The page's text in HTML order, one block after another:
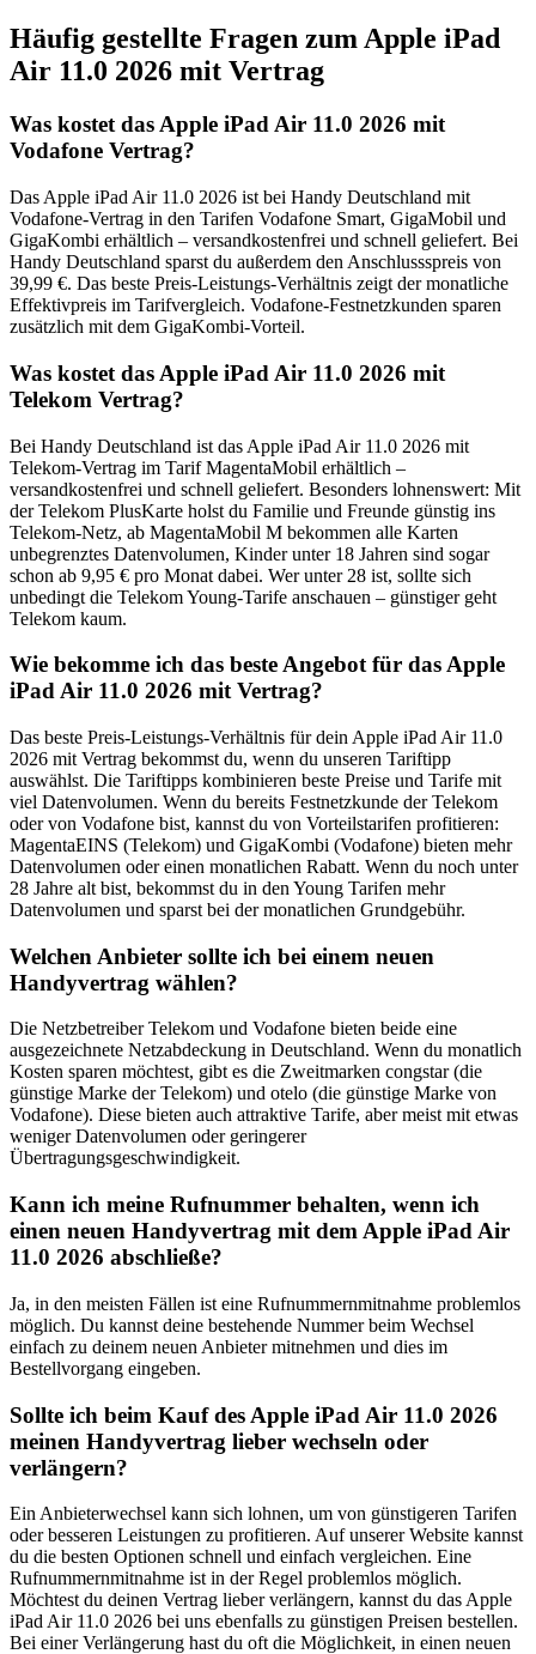
Häufig gestellte Fragen zum Apple iPad
Air 11.0 2026 mit Vertrag
Was kostet das Apple iPad Air 11.0 2026 mit
Vodafone Vertrag?
Das Apple iPad Air 11.0 2026 ist bei Handy Deutschland mit
Vodafone-Vertrag in den Tarifen Vodafone Smart, GigaMobil und
GigaKombi erhältlich – versandkostenfrei und schnell geliefert. Bei
Handy Deutschland sparst du außerdem den Anschlussspreis von
39,99 €. Das beste Preis-Leistungs-Verhältnis zeigt der monatliche
Effektivpreis im Tarifvergleich. Vodafone-Festnetzkunden sparen
zusätzlich mit dem GigaKombi-Vorteil.
Was kostet das Apple iPad Air 11.0 2026 mit
Telekom Vertrag?
Bei Handy Deutschland ist das Apple iPad Air 11.0 2026 mit
Telekom-Vertrag im Tarif MagentaMobil erhältlich –
versandkostenfrei und schnell geliefert. Besonders lohnenswert: Mit
der Telekom PlusKarte holst du Familie und Freunde günstig ins
Telekom-Netz, ab MagentaMobil M bekommen alle Karten
unbegrenztes Datenvolumen, Kinder unter 18 Jahren sind sogar
schon ab 9,95 € pro Monat dabei. Wer unter 28 ist, sollte sich
unbedingt die Telekom Young-Tarife anschauen – günstiger geht
Telekom kaum.
Wie bekomme ich das beste Angebot für das Apple
iPad Air 11.0 2026 mit Vertrag?
Das beste Preis-Leistungs-Verhältnis für dein Apple iPad Air 11.0
2026 mit Vertrag bekommst du, wenn du unseren Tariftipp
auswählst. Die Tariftipps kombinieren beste Preise und Tarife mit
viel Datenvolumen. Wenn du bereits Festnetzkunde der Telekom
oder von Vodafone bist, kannst du von Vorteilstarifen profitieren:
MagentaEINS (Telekom) und GigaKombi (Vodafone) bieten mehr
Datenvolumen oder einen monatlichen Rabatt. Wenn du noch unter
28 Jahre alt bist, bekommst du in den Young Tarifen mehr
Datenvolumen und sparst bei der monatlichen Grundgebühr.
Welchen Anbieter sollte ich bei einem neuen
Handyvertrag wählen?
Die Netzbetreiber Telekom und Vodafone bieten beide eine
ausgezeichnete Netzabdeckung in Deutschland. Wenn du monatlich
Kosten sparen möchtest, gibt es die Zweitmarken congstar (die
günstige Marke der Telekom) und otelo (die günstige Marke von
Vodafone). Diese bieten auch attraktive Tarife, aber meist mit etwas
weniger Datenvolumen oder geringerer
Übertragungsgeschwindigkeit.
Kann ich meine Rufnummer behalten, wenn ich
einen neuen Handyvertrag mit dem Apple iPad Air
11.0 2026 abschließe?
Ja, in den meisten Fällen ist eine Rufnummernmitnahme problemlos
möglich. Du kannst deine bestehende Nummer beim Wechsel
einfach zu deinem neuen Anbieter mitnehmen und dies im
Bestellvorgang eingeben.
Sollte ich beim Kauf des Apple iPad Air 11.0 2026
meinen Handyvertrag lieber wechseln oder
verlängern?
Ein Anbieterwechsel kann sich lohnen, um von günstigeren Tarifen
oder besseren Leistungen zu profitieren. Auf unserer Website kannst
du die besten Optionen schnell und einfach vergleichen. Eine
Rufnummernmitnahme ist in der Regel problemlos möglich.
Möchtest du deinen Vertrag lieber verlängern, kannst du das Apple
iPad Air 11.0 2026 bei uns ebenfalls zu günstigen Preisen bestellen.
Bei einer Verlängerung hast du oft die Möglichkeit, in einen neuen